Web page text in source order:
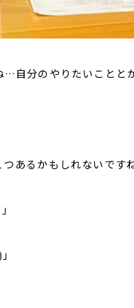
…自分のやりたいことと
あるかもしれないですね